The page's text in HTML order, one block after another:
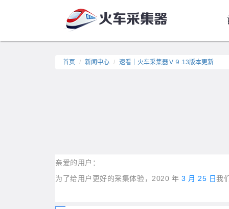
首页 新闻中心 速看｜火车采集器Ｖ９.13版本更新
亲爱的用户：
为了给用户更好的采集体验，2020 年 3 月 25 日我